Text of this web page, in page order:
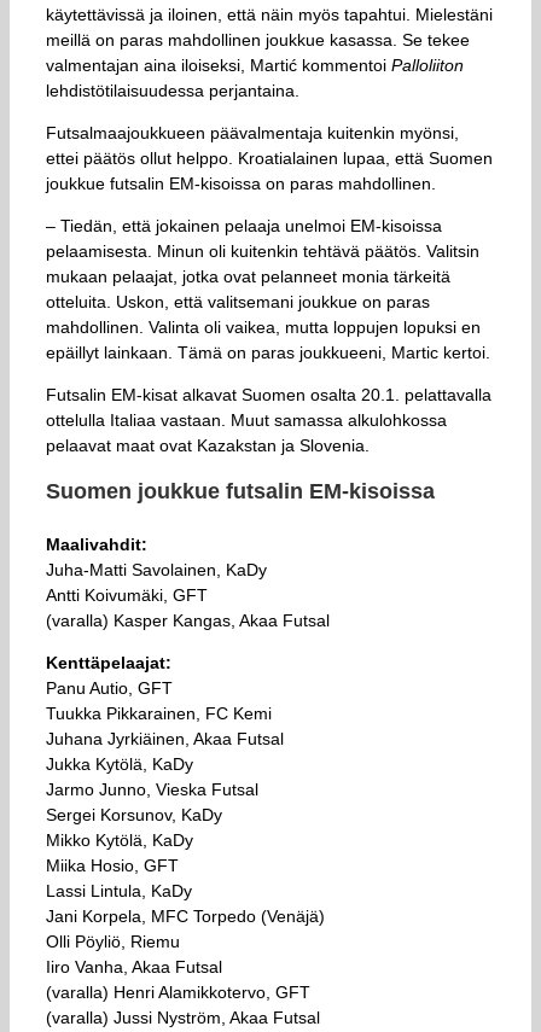
käytettävissä ja iloinen, että näin myös tapahtui. Mielestäni
meillä on paras mahdollinen joukkue kasassa. Se tekee
valmentajan aina iloiseksi, Martić kommentoi Palloliiton
lehdistötilaisuudessa perjantaina.
Futsalmaajoukkueen päävalmentaja kuitenkin myönsi,
ettei päätös ollut helppo. Kroatialainen lupaa, että Suomen
joukkue futsalin EM-kisoissa on paras mahdollinen.
– Tiedän, että jokainen pelaaja unelmoi EM-kisoissa
pelaamisesta. Minun oli kuitenkin tehtävä päätös. Valitsin
mukaan pelaajat, jotka ovat pelanneet monia tärkeitä
otteluita. Uskon, että valitsemani joukkue on paras
mahdollinen. Valinta oli vaikea, mutta loppujen lopuksi en
epäillyt lainkaan. Tämä on paras joukkueeni, Martic kertoi.
Futsalin EM-kisat alkavat Suomen osalta 20.1. pelattavalla
ottelulla Italiaa vastaan. Muut samassa alkulohkossa
pelaavat maat ovat Kazakstan ja Slovenia.
Suomen joukkue futsalin EM-kisoissa
Maalivahdit:
Juha-Matti Savolainen, KaDy
Antti Koivumäki, GFT
(varalla) Kasper Kangas, Akaa Futsal
Kenttäpelaajat:
Panu Autio, GFT
Tuukka Pikkarainen, FC Kemi
Juhana Jyrkiäinen, Akaa Futsal
Jukka Kytölä, KaDy
Jarmo Junno, Vieska Futsal
Sergei Korsunov, KaDy
Mikko Kytölä, KaDy
Miika Hosio, GFT
Lassi Lintula, KaDy
Jani Korpela, MFC Torpedo (Venäjä)
Olli Pöyliö, Riemu
Iiro Vanha, Akaa Futsal
(varalla) Henri Alamikkotervo, GFT
(varalla) Jussi Nyström, Akaa Futsal